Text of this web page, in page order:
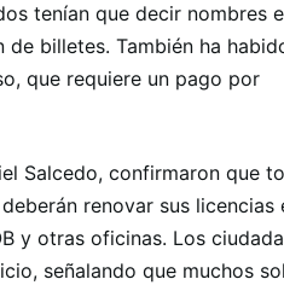
tenían que decir nombres
billetes. También ha
que requiere un pago por
Salcedo, confirmaron que
renovar sus licencias
y otras oficinas. Los
señalando que muchos